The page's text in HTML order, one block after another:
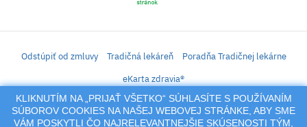
KLIKNUTÍM NA „PRIJAŤ VŠETKO“ SÚHLASÍTE S POUŽÍVANÍM
SÚBOROV COOKIES NA NAŠEJ WEBOVEJ STRÁNKE, ABY SME
VÁM POSKYTLI ČO NAJRELEVANTNEJŠIE SKÚSENOSTI TÝM,
Odstúpiť od zmluvy Tradičná lekáreň
Poradňa Tradičnej lekárne
eKarta zdravia®
iLekáreň – Zásielkový predaj liekov, vitamínov, výživových doplnkov, prípravkov s
liečivým účinkom a kozmetiky. Elektronické zaslanie receptu.